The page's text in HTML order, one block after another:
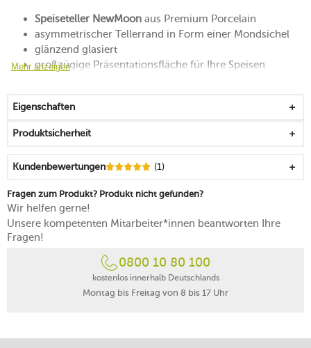
Speiseteller NewMoon aus Premium Porcelain
asymmetrischer Tellerrand in Form einer Mondsichel
glänzend glasiert
großzügige Präsentationsfläche für Ihre Speisen
Made in Germany
Mehr anzeigen
Eigenschaften
Produktsicherheit
Kundenbewertungen (1)
Fragen zum Produkt? Produkt nicht gefunden?
Wir helfen gerne!
Unsere kompetenten Mitarbeiter*innen beantworten Ihre
Fragen!
0800 10 80 100
kostenlos innerhalb Deutschlands
Montag bis Freitag von 8 bis 17 Uhr